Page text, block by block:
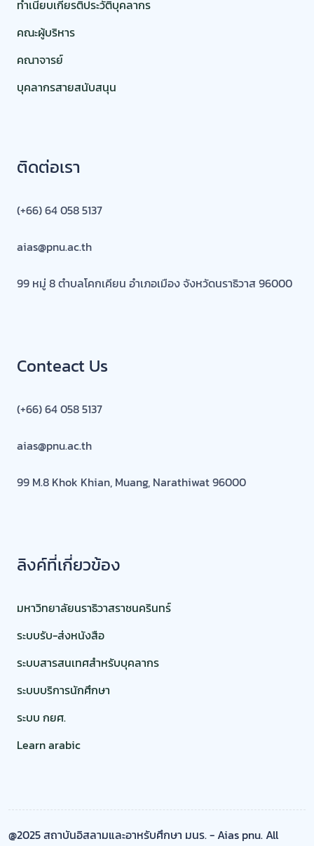
ทำเนียบเกียรติประวัติบุคลากร
คณะผู้บริหาร
คณาจารย์
บุคลากรสายสนับสนุน
ติดต่อเรา
(+66) 64 058 5137
aias@pnu.ac.th
99 หมู่ 8 ตำบลโคกเคียน อำเภอเมือง จังหวัดนราธิวาส 96000
Conteact Us
(+66) 64 058 5137
aias@pnu.ac.th
99 M.8 Khok Khian, Muang, Narathiwat 96000
ลิงค์ที่เกี่ยวข้อง
มหาวิทยาลัยนราธิวาสราชนครินทร์
ระบบรับ-ส่งหนังสือ
ระบบสารสนเทศสำหรับบุคลากร
ระบบบริการนักศึกษา
ระบบ กยศ.
Learn arabic
@2025 สถาบันอิสลามและอาหรับศึกษา มนร. - Aias pnu. All